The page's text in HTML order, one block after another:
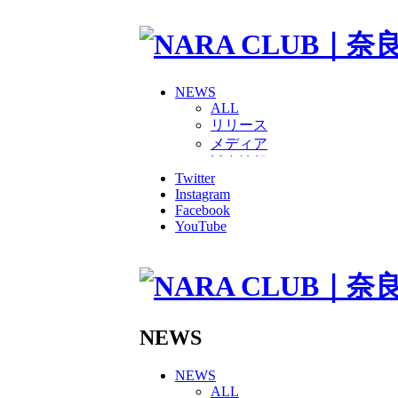
NEWS
ALL
リリース
メディア
グッズ
ファンコミュニティ
普及・育成
ホームタウン
その他
TEAM
チアダンススクール
Twitter
Instagram
Facebook
YouTube
NEWS
NEWS
ALL